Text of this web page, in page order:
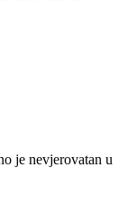
je nevjerovatan u